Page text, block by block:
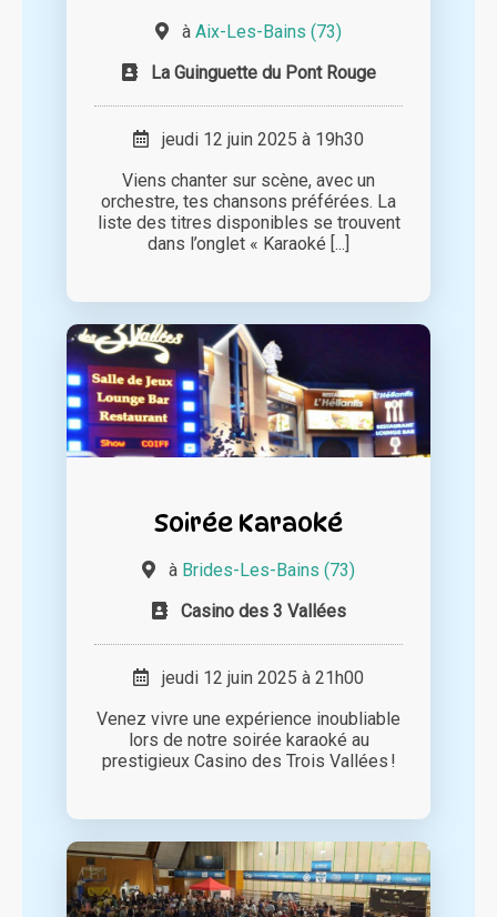
à Aix-Les-Bains (73)
La Guinguette du Pont Rouge
jeudi 12 juin 2025 à 19h30
Viens chanter sur scène, avec un
orchestre, tes chansons préférées. La
liste des titres disponibles se trouvent
dans l’onglet « Karaoké [...]
Soirée Karaoké
à Brides-Les-Bains (73)
Casino des 3 Vallées
jeudi 12 juin 2025 à 21h00
Venez vivre une expérience inoubliable
lors de notre soirée karaoké au
prestigieux Casino des Trois Vallées !